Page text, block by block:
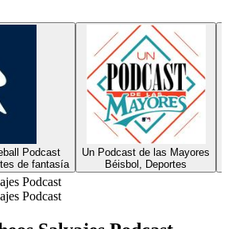
Podcast
de fantasía
Un Podcast de las Mayores
Béisbol, Deportes
Podcast
Podcast